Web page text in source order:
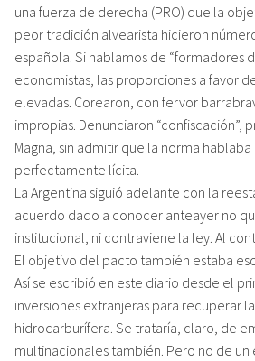
una fuerza de derecha (PRO) que la
peor tradición alvearista hicieron
española. Si hablamos de “formadores
economistas, las proporciones a favor
elevadas. Corearon, con fervor
impropias. Denunciaron “confiscación”,
Magna, sin admitir que la norma
perfectamente lícita.
La Argentina siguió adelante con la
acuerdo dado a conocer anteayer no
institucional, ni contraviene la ley. Al
El objetivo del pacto también estaba
Así se escribió en este diario desde el
inversiones extranjeras para recuperar
hidrocarburífera. Se trataría, claro, de
multinacionales también. Pero no de un